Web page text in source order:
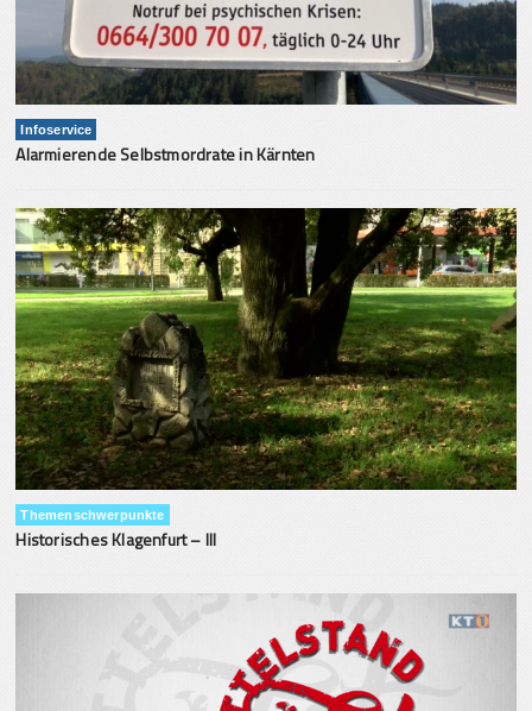
Infoservice
Alarmierende Selbstmordrate in Kärnten
Themenschwerpunkte
Historisches Klagenfurt – III